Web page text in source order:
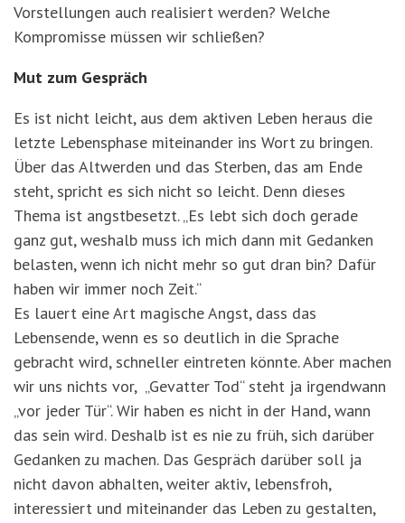
Vorstellungen auch realisiert werden? Welche
Kompromisse müssen wir schließen?
Mut zum Gespräch
Es ist nicht leicht, aus dem aktiven Leben heraus die
letzte Lebensphase miteinander ins Wort zu bringen.
Über das Altwerden und das Sterben, das am Ende
steht, spricht es sich nicht so leicht. Denn dieses
Thema ist angstbesetzt. „Es lebt sich doch gerade
ganz gut, weshalb muss ich mich dann mit Gedanken
belasten, wenn ich nicht mehr so gut dran bin? Dafür
haben wir immer noch Zeit.“
Es lauert eine Art magische Angst, dass das
Lebensende, wenn es so deutlich in die Sprache
gebracht wird, schneller eintreten könnte. Aber machen
wir uns nichts vor, „Gevatter Tod“ steht ja irgendwann
„vor jeder Tür“. Wir haben es nicht in der Hand, wann
das sein wird. Deshalb ist es nie zu früh, sich darüber
Gedanken zu machen. Das Gespräch darüber soll ja
nicht davon abhalten, weiter aktiv, lebensfroh,
interessiert und miteinander das Leben zu gestalten,